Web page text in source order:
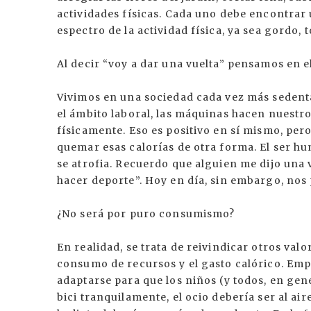
actividades físicas. Cada uno debe
espectro de la actividad física, ya sea gordo,
Al decir “voy a dar una vuelta” pensamos en
Vivimos en una sociedad cada vez más
el ámbito laboral, las máquinas hacen
físicamente. Eso es positivo en sí mismo,
quemar esas calorías de otra forma. El ser
se atrofia. Recuerdo que alguien me dijo
hacer deporte”. Hoy en día, sin embargo,
¿No será por puro consumismo?
En realidad, se trata de reivindicar otros
consumo de recursos y el gasto calórico.
adaptarse para que los niños (y todos, en
bici tranquilamente, el ocio debería ser al